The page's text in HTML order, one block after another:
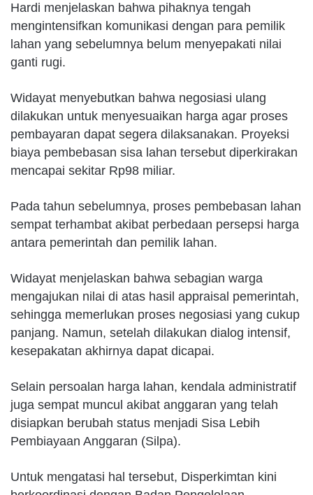
Hardi menjelaskan bahwa pihaknya tengah
mengintensifkan komunikasi dengan para pemilik
lahan yang sebelumnya belum menyepakati nilai
ganti rugi.
Widayat menyebutkan bahwa negosiasi ulang
dilakukan untuk menyesuaikan harga agar proses
pembayaran dapat segera dilaksanakan. Proyeksi
biaya pembebasan sisa lahan tersebut diperkirakan
mencapai sekitar Rp98 miliar.
Pada tahun sebelumnya, proses pembebasan lahan
sempat terhambat akibat perbedaan persepsi harga
antara pemerintah dan pemilik lahan.
Widayat menjelaskan bahwa sebagian warga
mengajukan nilai di atas hasil appraisal pemerintah,
sehingga memerlukan proses negosiasi yang cukup
panjang. Namun, setelah dilakukan dialog intensif,
kesepakatan akhirnya dapat dicapai.
Selain persoalan harga lahan, kendala administratif
juga sempat muncul akibat anggaran yang telah
disiapkan berubah status menjadi Sisa Lebih
Pembiayaan Anggaran (Silpa).
Untuk mengatasi hal tersebut, Disperkimtan kini